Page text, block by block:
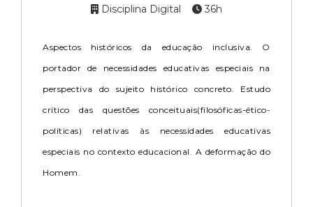
Disciplina Digital 36h
Aspectos históricos da educação inclusiva. O
portador de necessidades educativas especiais na
perspectiva do sujeito histórico concreto. Estudo
crítico das questões conceituais(filosóficas-ético-
políticas) relativas às necessidades educativas
especiais no contexto educacional. A deformação do
Homem.